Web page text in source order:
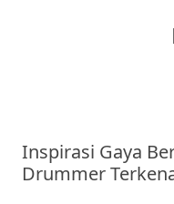
Inspirasi Gaya
Drummer